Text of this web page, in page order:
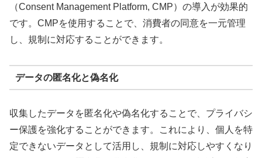
（Consent Management Platform, CMP）の導入が効果的
です。CMPを使用することで、消費者の同意を一元管理
し、規制に対応することができます。
データの匿名化と偽名化
収集したデータを匿名化や偽名化することで、プライバシ
ー保護を強化することができます。これにより、個人を特
定できないデータとして活用し、規制に対応しやすくなり